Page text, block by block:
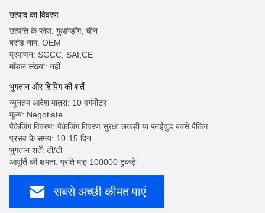
उत्पाद का विवरण
उत्पत्ति के प्लेस: गुआंग्डोंग, चीन
ब्रांड नाम: OEM
प्रमाणन: SGCC, SAI,CE
मॉडल संख्या: नहीं
भुगतान और शिपिंग की शर्तें
न्यूनतम आदेश मात्रा: 10 वर्गमीटर
मूल्य: Negotiate
पैकेजिंग विवरण: पैकेजिंग विवरण सुरक्षा लकड़ी या प्लाईवुड बक्से पैकिंग
प्रसव के समय: 10-15 दिन
भुगतान शर्तें: टी/टी
आपूर्ति की क्षमता: प्रति माह 100000 टुकड़े
सबसे अच्छी कीमत पाएं